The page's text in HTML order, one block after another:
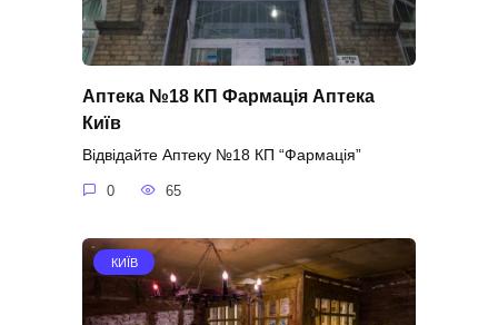
Аптека №18 КП Фармація Аптека
Київ
Відвідайте Аптеку №18 КП “Фармація”
0 65
КИЇВ